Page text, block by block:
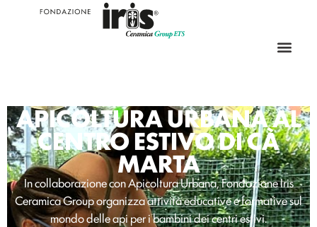
APICOLTURA URBANA AL
CENTRO ESTIVO DI CÀ
MARTA
In collaborazione con Apicoltura Urbana, Fondazione Iris
Ceramica Group organizza attività educative e formative sul
mondo delle api per i bambini dei centri estivi.